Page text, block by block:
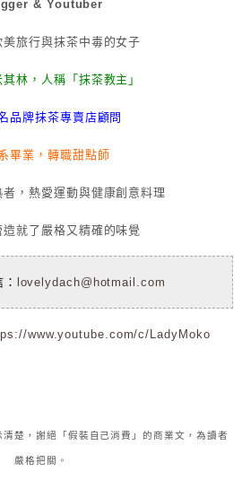
& Youtuber
美旅行與抹茶中毒的女子
林，人稱「抹茶教主」
品牌抹茶專賣店顧問
畢業，轉職甜點師
，熱愛運動與健康創意料理
造就了嚴格又精確的味覺
lovelydach@hotmail.com
www.youtube.com/c/LadyMoko
楚，謝絕「假裝自己消費」的商業文，為讀者
嚴格把關。